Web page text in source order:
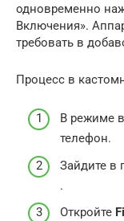
одновременно
Включения».
требовать в
Процесс в
В режиме
телефон.
Зайдите в
.
Откройте